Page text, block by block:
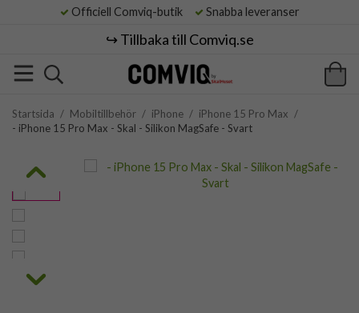
Officiell Comviq-butik Snabba leveranser
↪️ Tillbaka till Comviq.se
Startsida / Mobiltillbehör / iPhone / iPhone 15 Pro Max /
- iPhone 15 Pro Max - Skal - Silikon MagSafe - Svart